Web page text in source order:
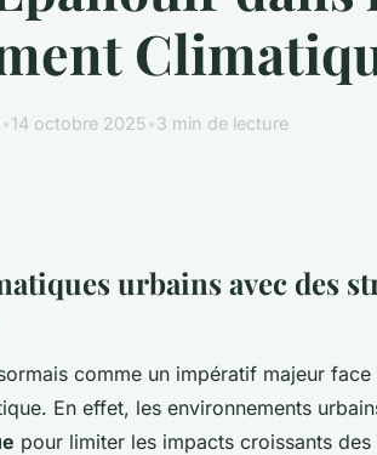
•14 octobre 2025•3 min de lecture
urbains avec des
comme un impératif majeur
En effet, les environnements
pour limiter les impacts croissants des